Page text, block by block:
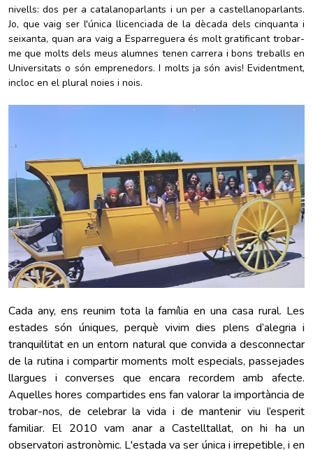
nivells: dos per a catalanoparlants i un per a castellanoparlants.
Jo, que vaig ser l'única llicenciada de la dècada dels cinquanta i
seixanta, quan ara vaig a Esparreguera és molt gratificant trobar-
me que molts dels meus alumnes tenen carrera i bons treballs en
Universitats o són emprenedors. I molts ja són avis! Evidentment,
incloc en el plural noies i nois.
Cada any, ens reunim tota la família en una casa rural. Les
estades són úniques, perquè vivim dies plens d’alegria i
tranquil·litat en un entorn natural que convida a desconnectar
de la rutina i compartir moments molt especials, passejades
llargues i converses que encara recordem amb afecte.
Aquelles hores compartides ens fan valorar la importància de
trobar-nos, de celebrar la vida i de mantenir viu l’esperit
familiar. El 2010 vam anar a Castelltallat, on hi ha un
observatori astronòmic. L'estada va ser única i irrepetible, i en